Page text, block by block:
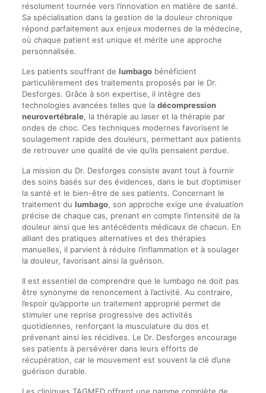
résolument tournée vers l’innovation en matière de santé.
Sa spécialisation dans la gestion de la douleur chronique
répond parfaitement aux enjeux modernes de la médecine,
où chaque patient est unique et mérite une approche
personnalisée.
Les patients souffrant de lumbagobénéficient
particulièrement des traitements proposés par le Dr.
Desforges. Grâce à son expertise, il intègre des
technologies avancées telles que la décompression
neurovertébrale, la thérapie au laser et la thérapie par
ondes de choc. Ces techniques modernes favorisent le
soulagement rapide des douleurs, permettant aux patients
de retrouver une qualité de vie qu’ils pensaient perdue.
La mission du Dr. Desforges consiste avant tout à fournir
des soins basés sur des évidences, dans le but d’optimiser
la santé et le bien-être de ses patients. Concernant le
traitement du lumbago, son approche exige une évaluation
précise de chaque cas, prenant en compte l’intensité de la
douleur ainsi que les antécédents médicaux de chacun. En
alliant des pratiques alternatives et des thérapies
manuelles, il parvient à réduire l’inflammation et à soulager
la douleur, favorisant ainsi la guérison.
Il est essentiel de comprendre que le lumbago ne doit pas
être synonyme de renoncement à l’activité. Au contraire,
l’espoir qu’apporte un traitement approprié permet de
stimuler une reprise progressive des activités
quotidiennes, renforçant la musculature du dos et
prévenant ainsi les récidives. Le Dr. Desforges encourage
ses patients à persévérer dans leurs efforts de
récupération, car le mouvement est souvent la clé d’une
guérison durable.